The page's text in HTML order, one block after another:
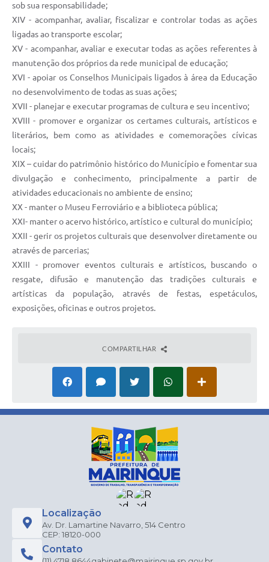
sob sua responsabilidade;
XIV - acompanhar, avaliar, fiscalizar e controlar todas as ações
ligadas ao transporte escolar;
XV - acompanhar, avaliar e executar todas as ações referentes à
manutenção dos próprios da rede municipal de educação;
XVI - apoiar os Conselhos Municipais ligados à área da Educação
no desenvolvimento de todas as suas ações;
XVII - planejar e executar programas de cultura e seu incentivo;
XVIII - promover e organizar os certames culturais, artísticos e
literários, bem como as atividades e comemorações cívicas
locais;
XIX – cuidar do patrimônio histórico do Município e fomentar sua
divulgação e conhecimento, principalmente a partir de
atividades educacionais no ambiente de ensino;
XX - manter o Museu Ferroviário e a biblioteca pública;
XXI- manter o acervo histórico, artístico e cultural do município;
XXII - gerir os projetos culturais que desenvolver diretamente ou
através de parcerias;
XXIII - promover eventos culturais e artísticos, buscando o
resgate, difusão e manutenção das tradições culturais e
artísticas da população, através de festas, espetáculos,
exposições, oficinas e outros projetos.
COMPARTILHAR
Localização
Av. Dr. Lamartine Navarro, 514 Centro
CEP: 18120-000
Contato